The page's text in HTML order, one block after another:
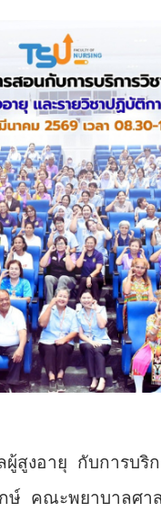
สูงอายุ กับการบริ
ษ์ คณะพยาบาลศ